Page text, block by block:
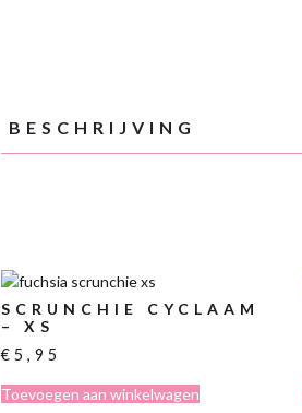
BESCHRIJVING
SCRUNCHIE CYCLAAM
– XS
€ 5,95
Toevoegen aan winkelwagen